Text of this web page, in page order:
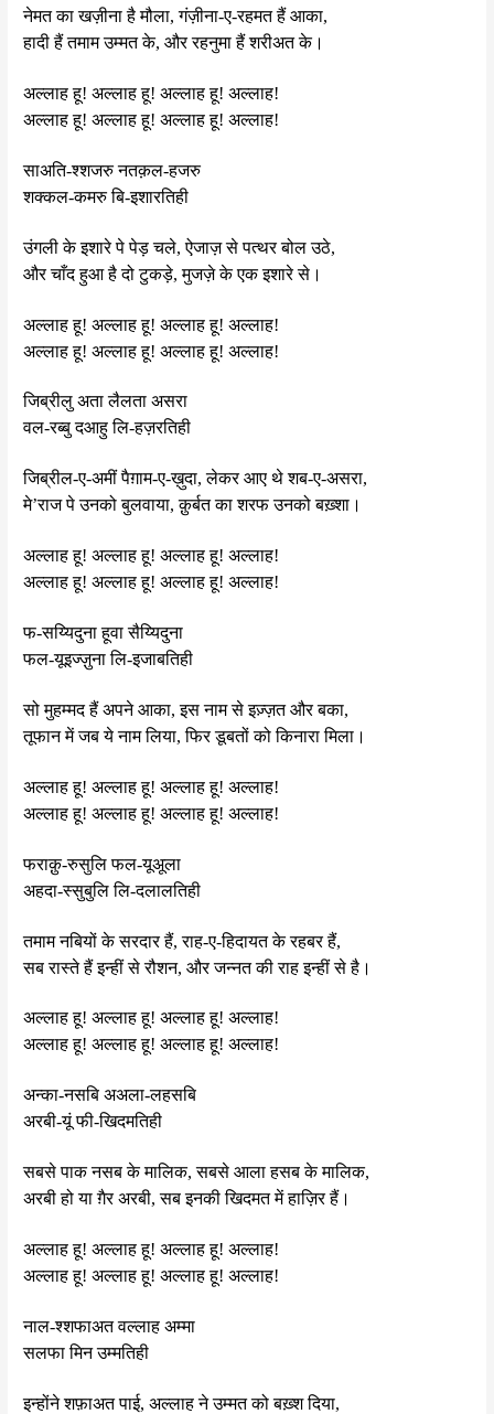
नेमत का खज़ीना है मौला, गंज़ीना-ए-रहमत हैं आका,
हादी हैं तमाम उम्मत के, और रहनुमा हैं शरीअत के।
अल्लाह हू! अल्लाह हू! अल्लाह हू! अल्लाह!
अल्लाह हू! अल्लाह हू! अल्लाह हू! अल्लाह!
साअति-श्शजरु नतक़ल-हजरु
शक्कल-कमरु बि-इशारतिही
उंगली के इशारे पे पेड़ चले, ऐजाज़ से पत्थर बोल उठे,
और चाँद हुआ है दो टुकड़े, मुजज़े के एक इशारे से।
अल्लाह हू! अल्लाह हू! अल्लाह हू! अल्लाह!
अल्लाह हू! अल्लाह हू! अल्लाह हू! अल्लाह!
जिब्रीलु अता लैलता असरा
वल-रब्बु दआहु लि-हज़रतिही
जिब्रील-ए-अमीं पैग़ाम-ए-ख़ुदा, लेकर आए थे शब-ए-असरा,
मे’राज पे उनको बुलवाया, क़ुर्बत का शरफ उनको बख़्शा।
अल्लाह हू! अल्लाह हू! अल्लाह हू! अल्लाह!
अल्लाह हू! अल्लाह हू! अल्लाह हू! अल्लाह!
फ-सय्यिदुना हूवा सैय्यिदुना
फल-यूइज्ज़ुना लि-इजाबतिही
सो मुहम्मद हैं अपने आका, इस नाम से इज़्ज़त और बका,
तूफान में जब ये नाम लिया, फिर डूबतों को किनारा मिला।
अल्लाह हू! अल्लाह हू! अल्लाह हू! अल्लाह!
अल्लाह हू! अल्लाह हू! अल्लाह हू! अल्लाह!
फराक़ु-रुसुलि फल-यूअूला
अहदा-स्सुबुलि लि-दलालतिही
तमाम नबियों के सरदार हैं, राह-ए-हिदायत के रहबर हैं,
सब रास्ते हैं इन्हीं से रौशन, और जन्नत की राह इन्हीं से है।
अल्लाह हू! अल्लाह हू! अल्लाह हू! अल्लाह!
अल्लाह हू! अल्लाह हू! अल्लाह हू! अल्लाह!
अन्का-नसबि अअला-लहसबि
अरबी-यूं फी-खिदमतिही
सबसे पाक नसब के मालिक, सबसे आला हसब के मालिक,
अरबी हो या ग़ैर अरबी, सब इनकी खिदमत में हाज़िर हैं।
अल्लाह हू! अल्लाह हू! अल्लाह हू! अल्लाह!
अल्लाह हू! अल्लाह हू! अल्लाह हू! अल्लाह!
नाल-श्शफाअत वल्लाह अम्मा
सलफा मिन उम्मतिही
इन्होंने शफ़ाअत पाई, अल्लाह ने उम्मत को बख़्श दिया,